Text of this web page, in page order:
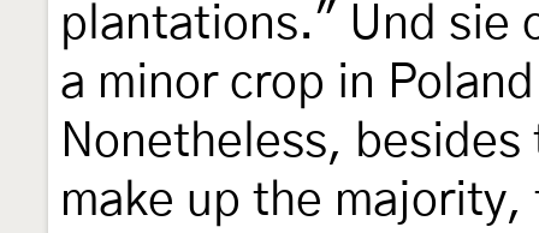
plantations." Und sie
a minor crop in
Nonetheless,
make up the